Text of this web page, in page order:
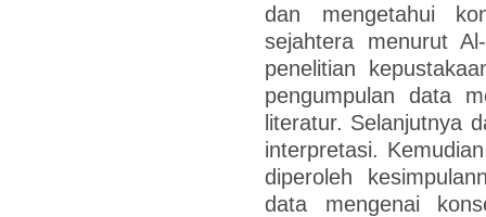
dan mengetahui
sejahtera menurut
penelitian
pengumpulan data
literatur. Selanjutnya
interpretasi.
diperoleh
data mengenai